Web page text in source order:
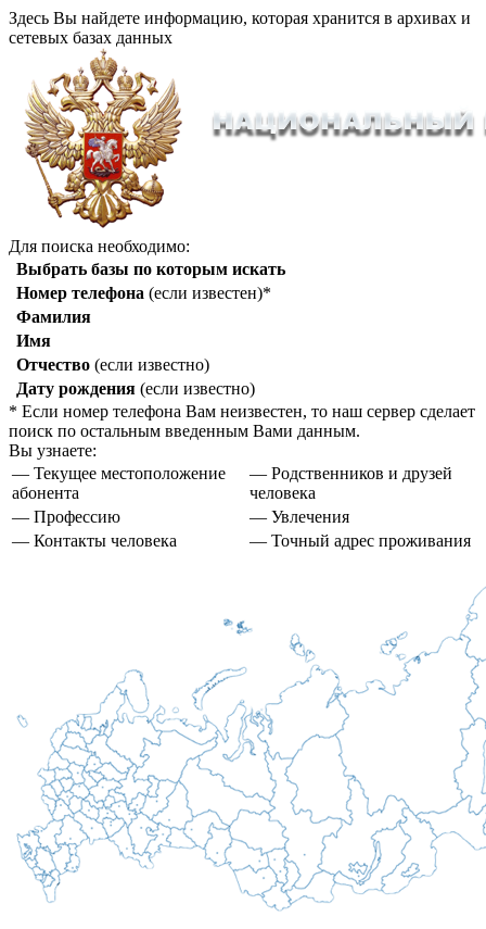
Здесь Вы найдете информацию, которая хранится в архивах и
сетевых базах данных
Для поиска необходимо:
Выбрать базы по которым искать
Номер телефона (если известен)*
Фамилия
Имя
Отчество (если известно)
Дату рождения (если известно)
* Если номер телефона Вам неизвестен, то наш сервер сделает
поиск по остальным введенным Вами данным.
Вы узнаете:
— Текущее местоположение
абонента
— Родственников и друзей
человека
— Профессию
— Увлечения
— Контакты человека
— Точный адрес проживания